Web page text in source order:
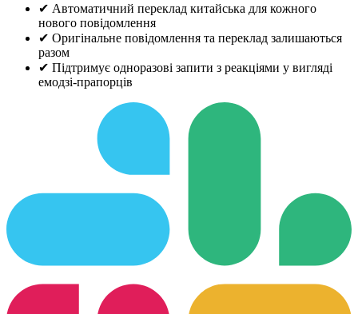
✔ Автоматичний переклад китайська для кожного
нового повідомлення
✔ Оригінальне повідомлення та переклад залишаються
разом
✔ Підтримує одноразові запити з реакціями у вигляді
емодзі-прапорців